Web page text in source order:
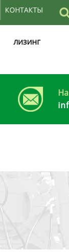
КОНТАКТЫ
ЛИЗИНГ